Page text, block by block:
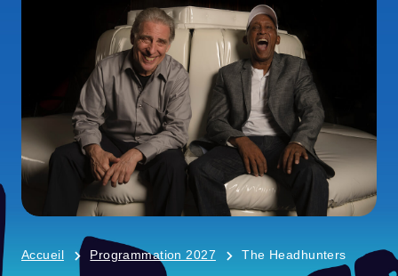
Accueil Programmation 2027 The Headhunters